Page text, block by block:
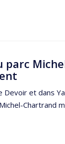
parc
Devoir et dans
Chartrand